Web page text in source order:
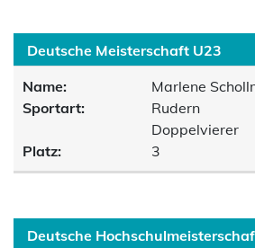
Deutsche Meisterschaft U23
Name:
Marlene
Sportart:
Rudern
Doppelvierer
Platz:
3
Deutsche